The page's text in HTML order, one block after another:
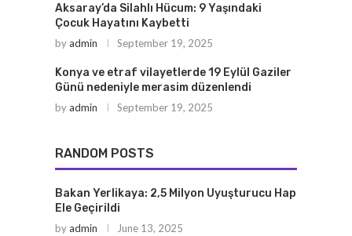
Aksaray’da Silahlı Hücum: 9 Yaşındaki
Çocuk Hayatını Kaybetti
byadmin September 19, 2025
Konya ve etraf vilayetlerde 19 Eylül Gaziler
Günü nedeniyle merasim düzenlendi
byadmin September 19, 2025
RANDOM POSTS
Bakan Yerlikaya: 2,5 Milyon Uyuşturucu Hap
Ele Geçirildi
byadmin June 13, 2025